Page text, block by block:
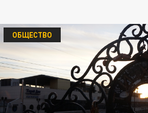
ОБЩЕСТВО